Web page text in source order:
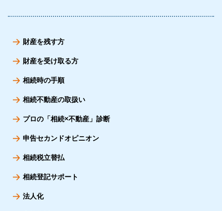
財産を残す方
財産を受け取る方
相続時の手順
相続不動産の取扱い
プロの「相続×不動産」診断
申告セカンドオピニオン
相続税立替払
相続登記サポート
法人化